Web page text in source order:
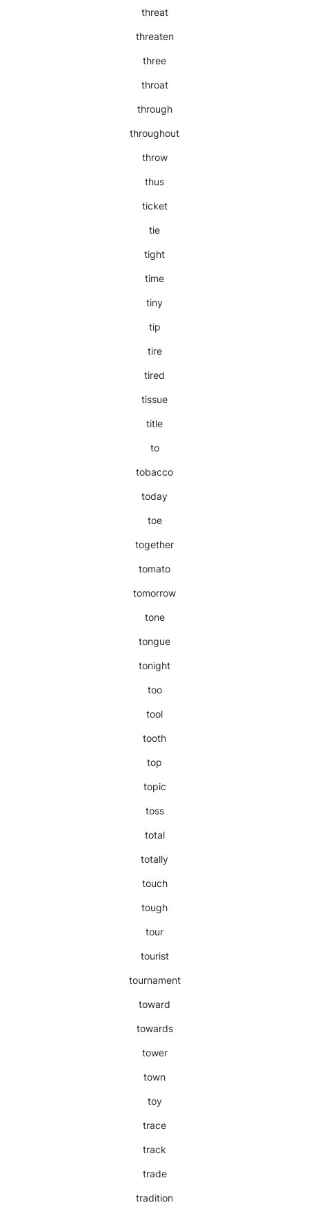
threat
threaten
three
throat
through
throughout
throw
thus
ticket
tie
tight
time
tiny
tip
tire
tired
tissue
title
to
tobacco
today
toe
together
tomato
tomorrow
tone
tongue
tonight
too
tool
tooth
top
topic
toss
total
totally
touch
tough
tour
tourist
tournament
toward
towards
tower
town
toy
trace
track
trade
tradition